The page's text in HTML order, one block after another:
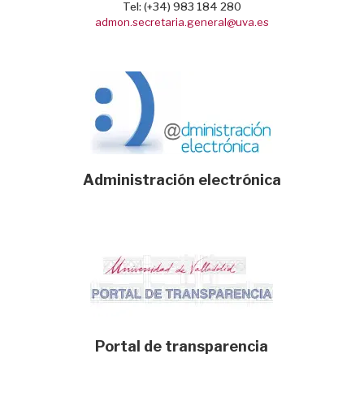
Tel: (+34) 983 184 280
admon.secretaria.general@uva.es
Administración electrónica
Portal de transparencia